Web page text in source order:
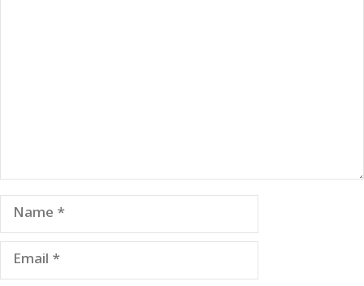
Name
Email